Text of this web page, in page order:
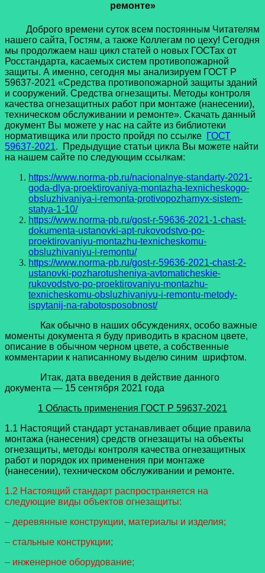
ремонте»
Доброго времени суток всем постоянным Читателям
нашего сайта, Гостям, а также Коллегам по цеху! Сегодня
мы продолжаем наш цикл статей о новых ГОСТах от
Росстандарта, касаемых систем противопожарной
защиты. А именно, сегодня мы анализируем ГОСТ Р
59637-2021 «Средства противопожарной защиты зданий
и сооружений. Средства огнезащиты. Методы контроля
качества огнезащитных работ при монтаже (нанесении),
техническом обслуживании и ремонте». Скачать данный
документ Вы можете у нас на сайте из библиотеки
нормативщика или просто пройдя по ссылке ГОСТ
59637-2021. Предыдущие статьи цикла Вы можете найти
на нашем сайте по следующим ссылкам:
https://www.norma-pb.ru/nacionalnye-standarty-2021-
goda-dlya-proektirovaniya-montazha-texnicheskogo-
obsluzhivaniya-i-remonta-protivopozharnyx-sistem-
statya-1-10/
https://www.norma-pb.ru/gost-r-59636-2021-1-chast-
dokumenta-ustanovki-apt-rukovodstvo-po-
proektirovaniyu-montazhu-texnicheskomu-
obsluzhivaniyu-i-remontu/
https://www.norma-pb.ru/gost-r-59636-2021-chast-2-
ustanovki-pozharotusheniya-avtomaticheskie-
rukovodstvo-po-proektirovaniyu-montazhu-
texnicheskomu-obsluzhivaniyu-i-remontu-metody-
ispytanij-na-rabotosposobnost/
Как обычно в наших обсуждениях, особо важные
моменты документа я буду приводить в красном цвете,
описание в обычном черном цвете, а собственные
комментарии к написанному выделю синим шрифтом.
Итак, дата введения в действие данного
документа — 15 сентября 2021 года
1 Область применения ГОСТ Р 59637-2021
1.1 Настоящий стандарт устанавливает общие правила
монтажа (нанесения) средств огнезащиты на объекты
огнезащиты, методы контроля качества огнезащитных
работ и порядок их применения при монтаже
(нанесении), техническом обслуживании и ремонте.
1.2 Настоящий стандарт распространяется на
следующие виды объектов огнезащиты:
– деревянные конструкции, материалы и изделия;
– стальные конструкции;
– инженерное оборудование;